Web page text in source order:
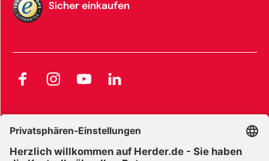
Sicher einkaufen
FacebookInstagramYouTubeLinkedIn
Widerrufsbelehrung E-Books
Widerrufsbelehrung Zeitschriften Datenschutz